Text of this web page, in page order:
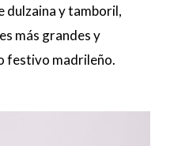
dulzaina y tamboril,
más grandes y
festivo madrileño.